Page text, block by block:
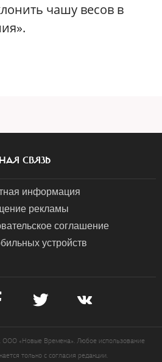
чашу весов в
СВЯЗЬ
информация
рекламы
соглашение
устройств
ООО «Новые Времена». Любое использование
только с согласия редакции.